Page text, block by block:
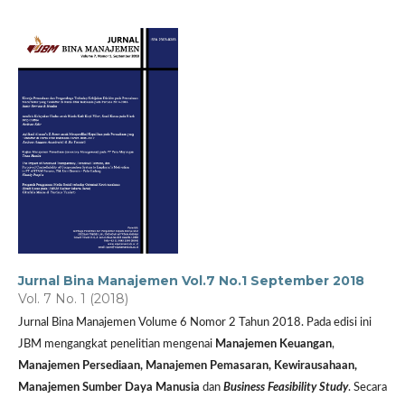
Jurnal Bina Manajemen Vol.7 No.1 September 2018
Vol. 7 No. 1 (2018)
Jurnal Bina Manajemen Volume 6 Nomor 2 Tahun 2018. Pada edisi ini
JBM mengangkat penelitian mengenai Manajemen Keuangan,
Manajemen Persediaan, Manajemen Pemasaran, Kewirausahaan,
Manajemen Sumber Daya Manusia dan Business Feasibility Study. Secara